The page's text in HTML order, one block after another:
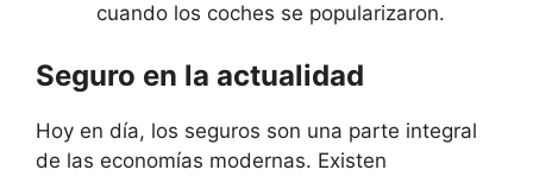
cuando los coches se popularizaron.
Seguro en la actualidad
Hoy en día, los seguros son una parte integral
de las economías modernas. Existen